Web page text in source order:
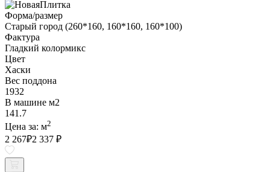
Форма/размер
Старый город (260*160, 160*160, 160*100)
Фактура
Гладкий колормикс
Цвет
Хаски
Вес поддона
1932
В машине м2
141.7
Цена за: м2
2 267₽2 337 ₽